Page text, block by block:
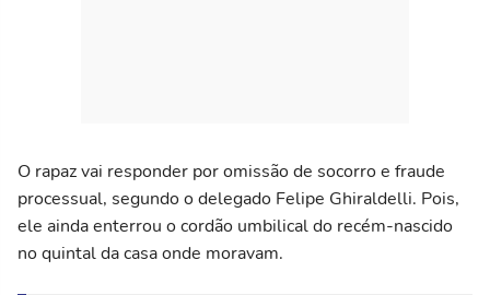
O rapaz vai responder por omissão de socorro e fraude
processual, segundo o delegado Felipe Ghiraldelli. Pois,
ele ainda enterrou o cordão umbilical do recém-nascido
no quintal da casa onde moravam.